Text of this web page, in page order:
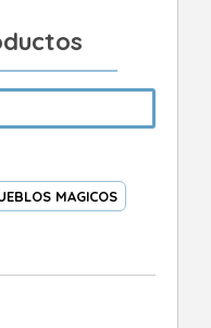
MAGICOS